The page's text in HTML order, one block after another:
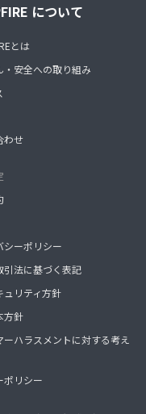
について
とは
・安全への取り組み
わせ
シーポリシー
引法に基づく表記
ュリティ方針
方針
ーハラスメントに対する考え
ポリシー